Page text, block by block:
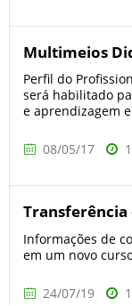
Multimeios
Perfil do
será habilitado
e aprendizagem
08/05/17
Transferência
Informações de
em um novo
24/07/19